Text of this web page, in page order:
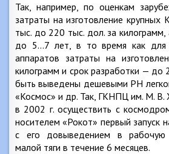
Так, например, по оценкам
затраты на изготовление крупных
тыс. до 220 тыс. дол. за
до 5…7 лет, в то время как для
аппаратов затраты на
килограмм и срок разработки — до
быть выведены дешевыми РН
«Космос» и др. Так, ГКНПЦ им. М. В.
в 2002 г. осуществить с
носителем «Рокот» первый запуск
с его довыведением в рабочую
малой тяги в течение 6 месяцев.